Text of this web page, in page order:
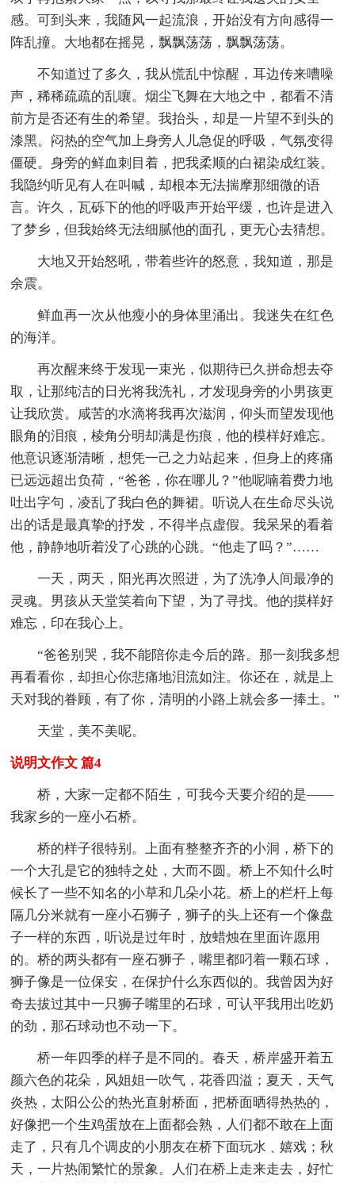
感。可到头来，我随风一起流浪，开始没有方向感得一
阵乱撞。大地都在摇晃，飘飘荡荡，飘飘荡荡。
不知道过了多久，我从慌乱中惊醒，耳边传来嘈噪
声，稀稀疏疏的乱嚷。烟尘飞舞在大地之中，都看不清
前方是否还有生的希望。我抬头，却是一片望不到头的
漆黑。闷热的空气加上身旁人儿急促的呼吸，气氛变得
僵硬。身旁的鲜血刺目着，把我柔顺的白裙染成红装。
我隐约听见有人在叫喊，却根本无法揣摩那细微的语
言。许久，瓦砾下的他的呼吸声开始平缓，也许是进入
了梦乡，但我始终无法细腻他的面孔，更无心去猜想。
大地又开始怒吼，带着些许的怒意，我知道，那是
余震。
鲜血再一次从他瘦小的身体里涌出。我迷失在红色
的海洋。
再次醒来终于发现一束光，似期待已久拼命想去夺
取，让那纯洁的日光将我洗礼，才发现身旁的小男孩更
让我欣赏。咸苦的水滴将我再次滋润，仰头而望发现他
眼角的泪痕，棱角分明却满是伤痕，他的模样好难忘。
他意识逐渐清晰，想凭一己之力站起来，但身上的疼痛
已远远超出负荷，“爸爸，你在哪儿？”他呢喃着费力地
吐出字句，凌乱了我白色的舞裙。听说人在生命尽头说
出的话是最真挚的抒发，不得半点虚假。我呆呆的看着
他，静静地听着没了心跳的心跳。“他走了吗？”……
一天，两天，阳光再次照进，为了洗净人间最净的
灵魂。男孩从天堂笑着向下望，为了寻找。他的摸样好
难忘，印在我心上。
“爸爸别哭，我不能陪你走今后的路。那一刻我多想
再看看你，却担心你悲痛地泪流如注。你还在，就是上
天对我的眷顾，有了你，清明的小路上就会多一捧土。”
天堂，美不美呢。
说明文作文 篇4
桥，大家一定都不陌生，可我今天要介绍的是——
我家乡的一座小石桥。
桥的样子很特别。上面有整整齐齐的小洞，桥下的
一个大孔是它的独特之处，大而不圆。桥上不知什么时
候长了一些不知名的小草和几朵小花。桥上的栏杆上每
隔几分米就有一座小石狮子，狮子的头上还有一个像盘
子一样的东西，听说是过年时，放蜡烛在里面许愿用
的。桥的两头都有一座石狮子，嘴里都叼着一颗石球，
狮子像是一位保安，在保护什么东西似的。我曾因为好
奇去拔过其中一只狮子嘴里的石球，可认平我用出吃奶
的劲，那石球动也不动一下。
桥一年四季的样子是不同的。春天，桥岸盛开着五
颜六色的花朵，风姐姐一吹气，花香四溢；夏天，天气
炎热，太阳公公的热光直射桥面，把桥面晒得热热的，
好像把一个生鸡蛋放在上面都会熟，人们都不敢在上面
走了，只有几个调皮的小朋友在桥下面玩水﹑嬉戏；秋
天，一片热闹繁忙的景象。人们在桥上走来走去，好忙